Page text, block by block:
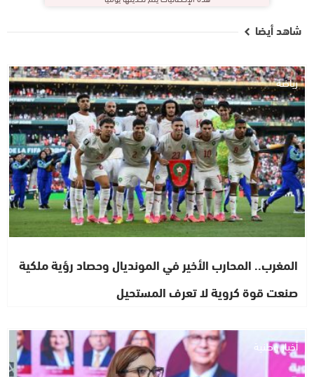
شاهد أيضا
رياضة
المغرب.. المحارب الأخير في المونديال وحصاد رؤية ملكية
صنعت قوة كروية لا تعرف المستحيل
أخبار وطنية